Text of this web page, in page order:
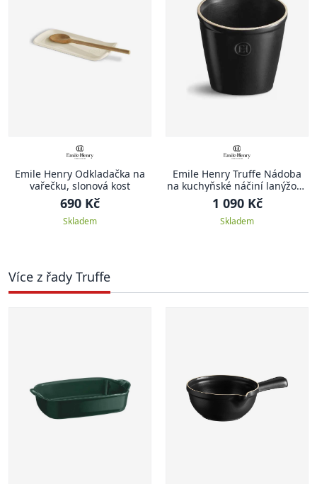
Emile Henry Odkladačka na
vařečku, slonová kost
690 Kč
Skladem
Emile Henry Truffe Nádoba
na kuchyňské náčiní lanýžová
Truffle
1 090 Kč
Skladem
Více z řady Truffe